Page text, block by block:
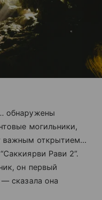
обнаружены
могильники,
важным открытием…
Рави 2”.
он первый
сказала она